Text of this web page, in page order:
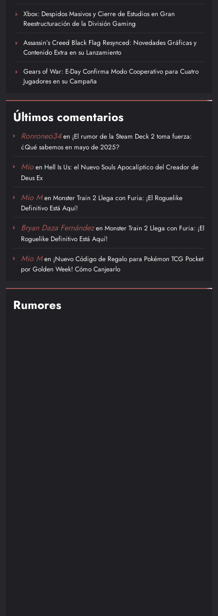
Xbox: Despidos Masivos y Cierre de Estudios en Gran
Reestructuración de la División Gaming
Assassin’s Creed Black Flag Resynced: Novedades Gráficas y
Contenido Extra en su Lanzamiento
Gears of War: E-Day Confirma Modo Cooperativo para Cuatro
Jugadores en su Campaña
Últimos comentarios
Ronroneo34en ¡El rumor de la Steam Deck 2 toma fuerza:
¿Qué sabemos en mayo de 2025?
Mioen Hell Is Us: el Nuevo Souls Apocalíptico del Creador de
Deus Ex
Mio Men Monster Train 2 Llega con Furia: ¡El Roguelike
Definitivo Está Aquí!
Bryan Daza Fernándezen Monster Train 2 Llega con Furia: ¡El
Roguelike Definitivo Está Aquí!
Mio Men ¡Nuevo Código de Regalo para Pokémon TCG Pocket
por Golden Week! Cómo Canjearlo
Rumores